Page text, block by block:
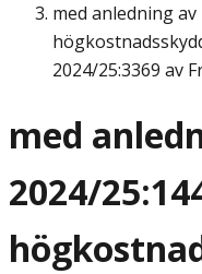
med anledning
2024/25:3369 av
med
2024/